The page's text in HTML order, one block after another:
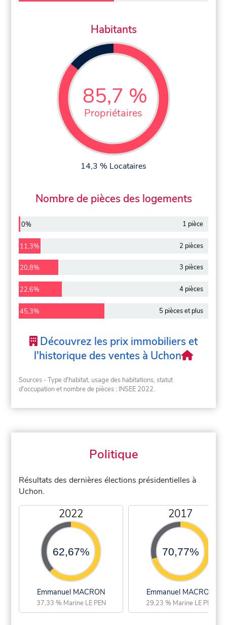
Habitants
85,7 %
Propriétaires
14,3 % Locataires
Nombre de pièces des logements
0% 1 pièce
11,3% 2 pièces
20,8% 3 pièces
22,6% 4 pièces
45,3% 5 pièces et plus
Découvrez les prix immobiliers et
l'historique des ventes à Uchon
Sources - Type d'habitat, usage des habitations, statut
d'occupation et nombre de pièces : INSEE 2022.
Politique
Résultats des dernières élections présidentielles à
Uchon.
2022
62,67%
Emmanuel MACRON
37,33 % Marine LE PEN
2017
70,77%
Emmanuel MACRON
29,23 % Marine LE PEN